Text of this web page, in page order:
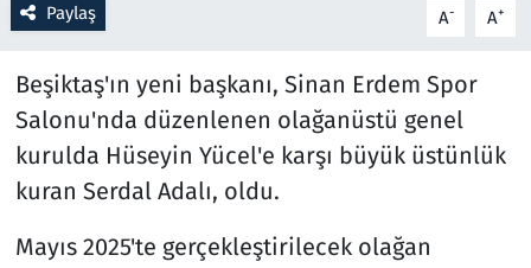
Paylaş A- A+
Beşiktaş'ın yeni başkanı, Sinan Erdem Spor
Salonu'nda düzenlenen olağanüstü genel
kurulda Hüseyin Yücel'e karşı büyük üstünlük
kuran Serdal Adalı, oldu.
Mayıs 2025'te gerçekleştirilecek olağan
Spor
Teknoloji ve Bilim
Televizyon